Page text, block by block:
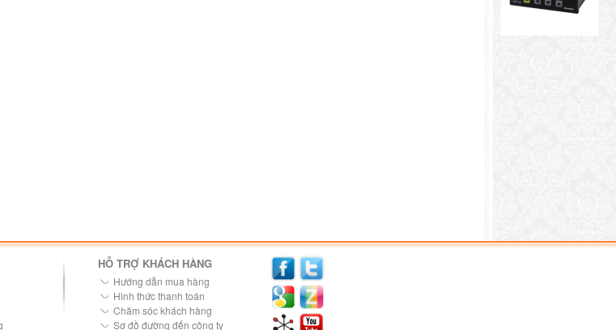
HỖ TRỢ KHÁCH HÀNG
Hướng dẫn mua hàng
Hình thức thanh toán
Chăm sóc khách hàng
Sơ đồ đường đến công ty